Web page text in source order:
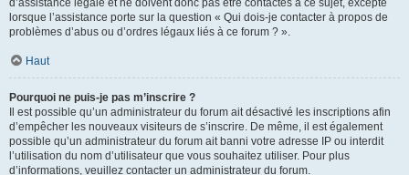
d’assistance légale et ne doivent donc pas être contactés à ce sujet, excepté
lorsque l’assistance porte sur la question « Qui dois-je contacter à propos de
problèmes d’abus ou d’ordres légaux liés à ce forum ? ».
Haut
Pourquoi ne puis-je pas m’inscrire ?
Il est possible qu’un administrateur du forum ait désactivé les inscriptions afin
d’empêcher les nouveaux visiteurs de s’inscrire. De même, il est également
possible qu’un administrateur du forum ait banni votre adresse IP ou interdit
l’utilisation du nom d’utilisateur que vous souhaitez utiliser. Pour plus
d’informations, veuillez contacter un administrateur du forum.